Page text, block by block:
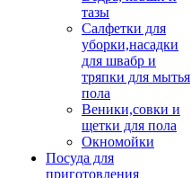
тазы
Салфетки для
уборки,насадки
для швабр и
тряпки для мытья
пола
Веники,совки и
щетки для пола
Окномойки
Посуда для
приготовления